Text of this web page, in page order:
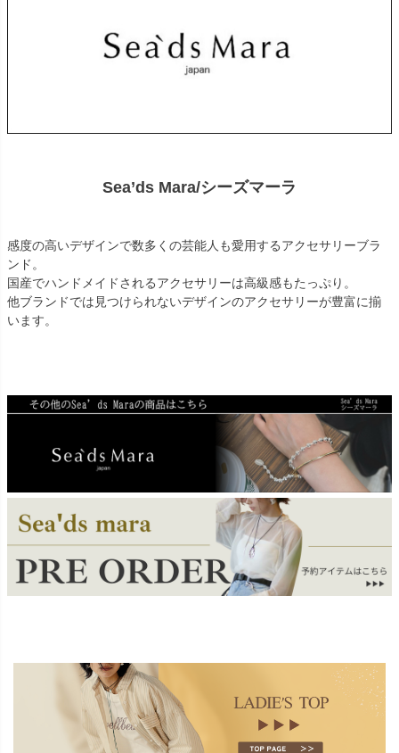
Sea’ds Mara/シーズマーラ
感度の高いデザインで数多くの芸能人も愛用するアクセサリーブラ
ンド。
国産でハンドメイドされるアクセサリーは高級感もたっぷり。
他ブランドでは見つけられないデザインのアクセサリーが豊富に揃
います。